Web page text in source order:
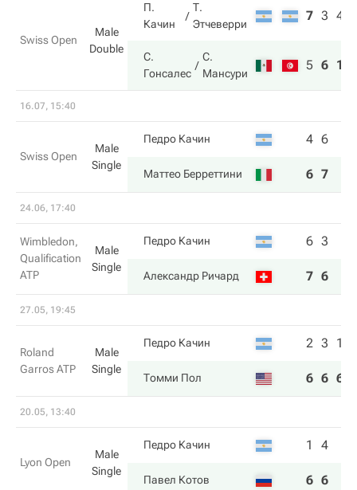
Swiss Open
Male
Double
П.
Качин
Т.
Этчеверри
7 3 4
С.
Гонсалес
С.
Мансури
5 6 10
16.07, 15:40
Swiss Open
Male
Single
Педро Качин 4 6
Маттео Берреттини 6 7
24.06, 17:40
Wimbledon,
Qualification
ATP
Male
Single
Педро Качин 6 3
Александр Ричард 7 6
27.05, 19:45
Roland
Garros ATP
Male
Single
Педро Качин 2 3 1
Томми Пол 6 6 6
20.05, 13:40
Lyon Open
Male
Single
Педро Качин 1 4
Павел Котов 6 6